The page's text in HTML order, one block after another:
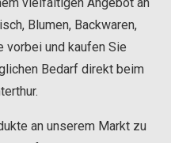
Blumen, Backwaren,
vorbei und kaufen Sie
Bedarf direkt beim
an unserem Markt zu